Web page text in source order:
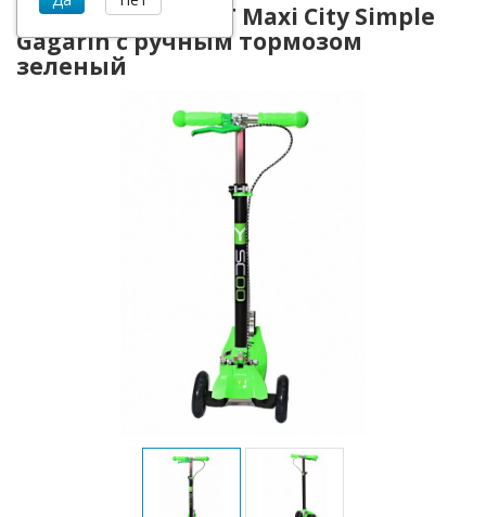
Cамокат Y-Scoo RT Maxi City Simple
Gagarin с ручным тормозом
зеленый